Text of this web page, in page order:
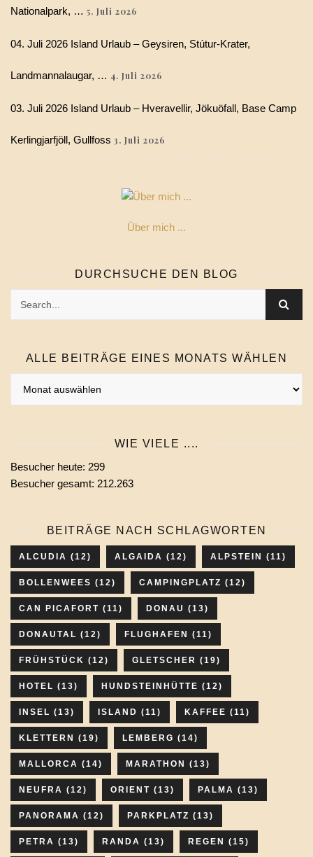
Nationalpark, … 5. Juli 2026
04. Juli 2026 Island Urlaub – Geysiren, Stútur-Krater,
Landmannalaugar, … 4. Juli 2026
03. Juli 2026 Island Urlaub – Hveravellir, Jökuöfall, Base Camp
Kerlingjarfjöll, Gullfoss 3. Juli 2026
Über mich ...
DURCHSUCHE DEN BLOG
ALLE BEITRÄGE EINES MONATS WÄHLEN
wählen
WIE VIELE ....
Besucher heute: 299
Besucher gesamt: 212.263
BEITRÄGE NACH SCHLAGWORTEN
ALCUDIA (12) ALGAIDA (12) ALPSTEIN (11)
BOLLENWEES (12) CAMPINGPLATZ (12)
CAN PICAFORT (11) DONAU (13)
DONAUTAL (12) FLUGHAFEN (11)
FRÜHSTÜCK (12) GLETSCHER (19)
HOTEL (13) HUNDSTEINHÜTTE (12)
INSEL (13) ISLAND (11) KAFFEE (11)
KLETTERN (19) LEMBERG (14)
MALLORCA (14) MARATHON (13)
NEUFRA (12) ORIENT (13) PALMA (13)
PANORAMA (12) PARKPLATZ (13)
PETRA (13) RANDA (13) REGEN (15)